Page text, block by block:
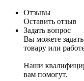
Отзывы
Оставить отзыв
Задать вопрос
Вы можете
товару или
Наши
вам помогут.